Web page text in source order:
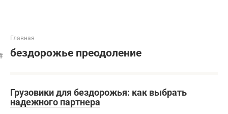
Главная
бездорожье преодоление
Грузовики для бездорожья: как выбрать
надежного партнера